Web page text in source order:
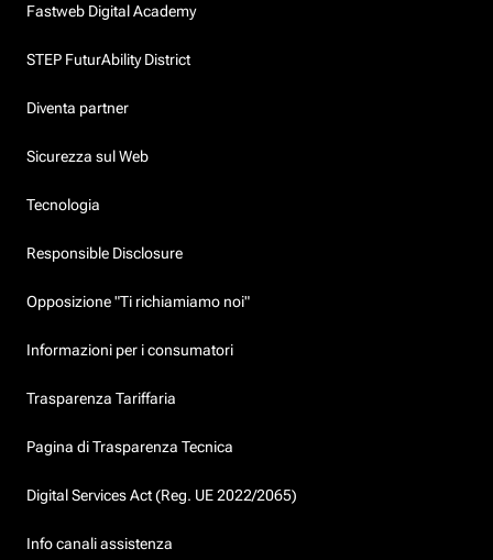
Fastweb Digital Academy
STEP FuturAbility District
Diventa partner
Sicurezza sul Web
Tecnologia
Responsible Disclosure
Opposizione "Ti richiamiamo noi"
Informazioni per i consumatori
Trasparenza Tariffaria
Pagina di Trasparenza Tecnica
Digital Services Act (Reg. UE 2022/2065)
Info canali assistenza